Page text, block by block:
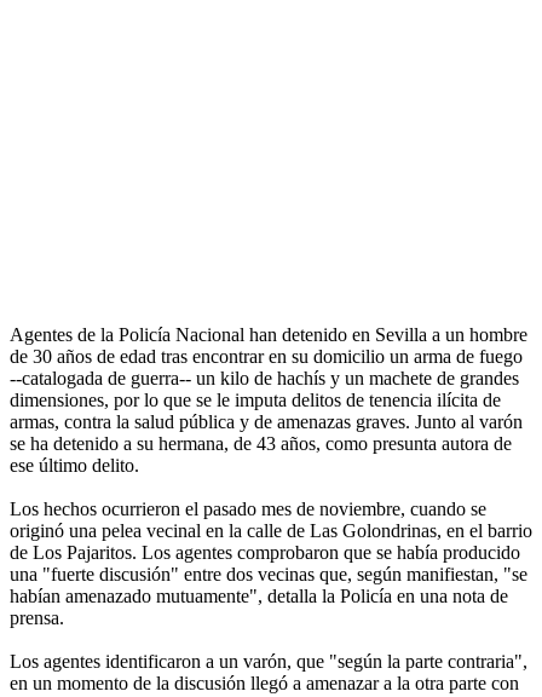
Agentes de la Policía Nacional han detenido en Sevilla a un hombre
de 30 años de edad tras encontrar en su domicilio un arma de fuego
--catalogada de guerra-- un kilo de hachís y un machete de grandes
dimensiones, por lo que se le imputa delitos de tenencia ilícita de
armas, contra la salud pública y de amenazas graves. Junto al varón
se ha detenido a su hermana, de 43 años, como presunta autora de
ese último delito.
Los hechos ocurrieron el pasado mes de noviembre, cuando se
originó una pelea vecinal en la calle de Las Golondrinas, en el barrio
de Los Pajaritos. Los agentes comprobaron que se había producido
una "fuerte discusión" entre dos vecinas que, según manifiestan, "se
habían amenazado mutuamente", detalla la Policía en una nota de
prensa.
Los agentes identificaron a un varón, que "según la parte contraria",
en un momento de la discusión llegó a amenazar a la otra parte con